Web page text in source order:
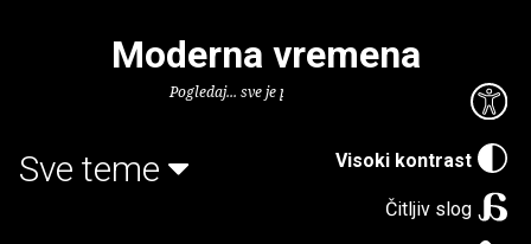
Visoki kontrast
Čitljiv slog
Moderna vremena
Pogledaj... sve je puno knjiga.
Sve teme